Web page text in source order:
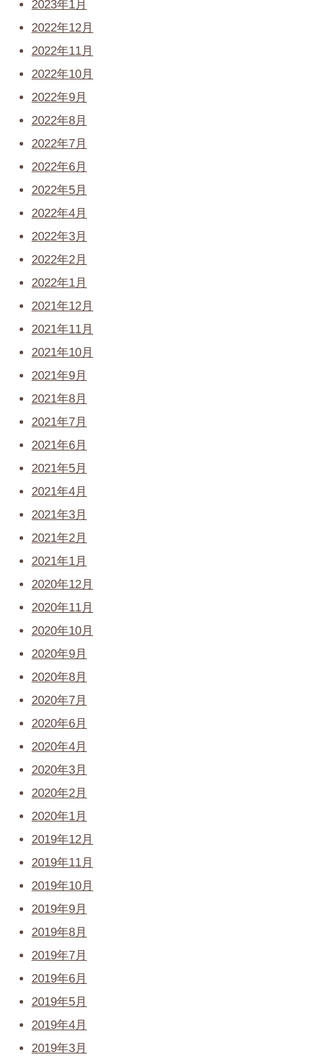
2023年1月
2022年12月
2022年11月
2022年10月
2022年9月
2022年8月
2022年7月
2022年6月
2022年5月
2022年4月
2022年3月
2022年2月
2022年1月
2021年12月
2021年11月
2021年10月
2021年9月
2021年8月
2021年7月
2021年6月
2021年5月
2021年4月
2021年3月
2021年2月
2021年1月
2020年12月
2020年11月
2020年10月
2020年9月
2020年8月
2020年7月
2020年6月
2020年4月
2020年3月
2020年2月
2020年1月
2019年12月
2019年11月
2019年10月
2019年9月
2019年8月
2019年7月
2019年6月
2019年5月
2019年4月
2019年3月